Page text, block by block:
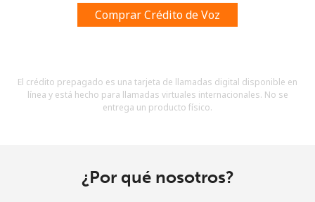
Un caracter especial
Términos y condiciones.
Comprar Crédito de Voz
El crédito prepagado es una tarjeta de llamadas digital disponible en
línea y está hecho para llamadas virtuales internacionales. No se
entrega un producto físico.
¿Por qué nosotros?